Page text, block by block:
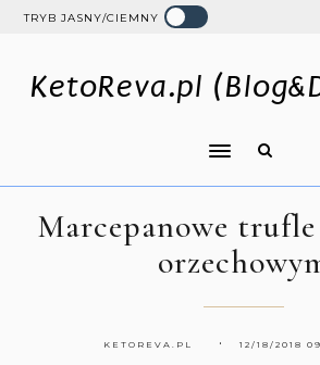
TRYB JASNY/CIEMNY
KetoReva.pl
Marcepanowe trufle
KETOREVA.PL 12/18/2018